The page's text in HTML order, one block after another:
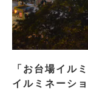
「お台場イル
イルミネーシ